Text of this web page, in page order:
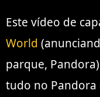
Este vídeo de
World
parque,
tudo no Pandora